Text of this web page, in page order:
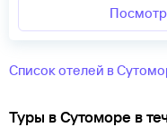
Список отелей в
Туры в Сутоморе в